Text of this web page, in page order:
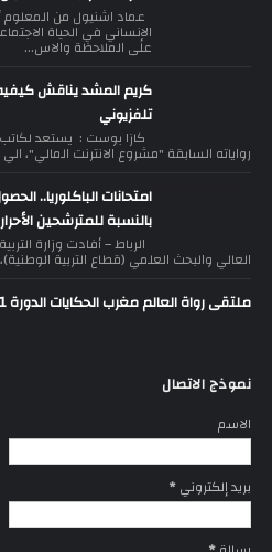
عماد اشنيول من المعلوم
الإنساني في الحياة
على الملاحظة والاس...
كريم المشد يناقش كيفيه
تلفزيوني
كازا بوست : يستعد
رواياته السابقة "مشروع الانترنت المالي"،
امتحانات الباكلوريا..
بالنسبة للمترشحين
الرباط – أفادت وزارة
العالي والبحث العلمي (قطاع التربية
ملتقى رواة العالم مغرب الحكايات الدورة 21 من 1 إلى 8 يوليوز 2024
نموذج الاتصال
الاسم
بريد إلكتروني*